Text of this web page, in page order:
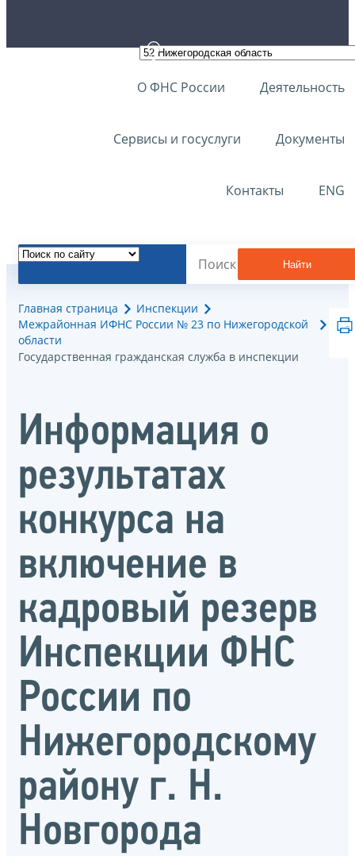
О ФНС России Деятельность
Сервисы и госуслуги Документы
Контакты ENG
Найти
Главная страница
Инспекции
Межрайонная ИФНС России № 23 по Нижегородской
области
Государственная гражданская служба в инспекции
Информация о
результатах
конкурса на
включение в
кадровый резерв
Инспекции ФНС
России по
Нижегородскому
району г. Н.
Новгорода